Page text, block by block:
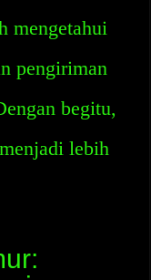
mengetahui
pengiriman
begitu,
lebih